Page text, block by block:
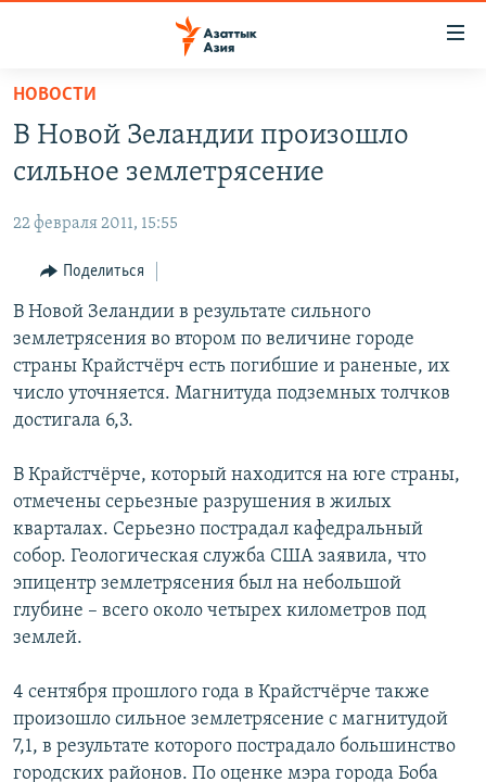
Вернуться
основному
содержанию
навигации
Вернутся
поиску
УЗБЕКИСТАН
ТАДЖИКИСТАН
НА ДРУГИХ ЯЗЫКАХ
ҚАЗАҚША
КЫРГЫЗЧА
ЎЗБЕКЧА
ТОҶИКӢ
TÜRKMENÇE
Все сайты РСЕ/РС
НОВОСТИ
В Новой Зеландии произошло
сильное землетрясение
22 февраля 2011, 15:55
Поделиться
В Новой Зеландии в результате сильного
землетрясения во втором по величине городе
страны Крайстчёрч есть погибшие и раненые, их
число уточняется. Магнитуда подземных толчков
достигала 6,3.
В Крайстчёрче, который находится на юге страны,
отмечены серьезные разрушения в жилых
кварталах. Серьезно пострадал кафедральный
собор. Геологическая служба США заявила, что
эпицентр землетрясения был на небольшой
глубине – всего около четырех километров под
землей.
4 сентября прошлого года в Крайстчёрче также
произошло сильное землетрясение с магнитудой
7,1, в результате которого пострадало большинство
городских районов. По оценке мэра города Боба